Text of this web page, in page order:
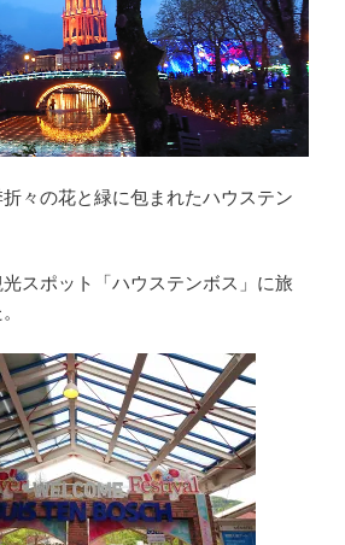
々の花と緑に包まれたハウステン
スポット「ハウステンボス」に旅